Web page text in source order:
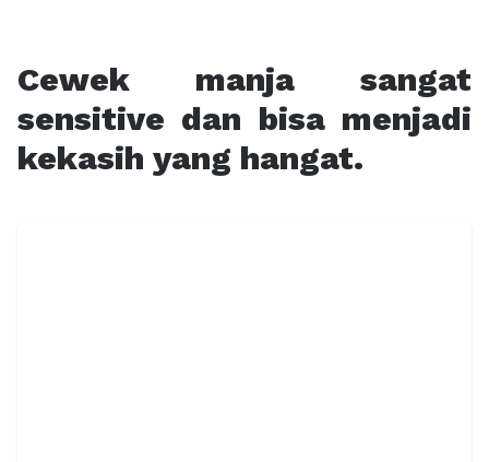
Cewek manja sangat
sensitive dan bisa menjadi
kekasih yang hangat.